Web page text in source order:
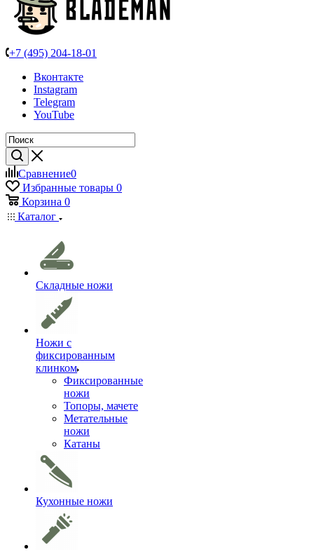
+7 (495) 204-18-01
Вконтакте
Instagram
Telegram
YouTube
Сравнение0
Избранные товары 0
Корзина 0
Каталог
Складные ножи
Ножи с
фиксированным
клинком
Фиксированные
ножи
Топоры, мачете
Метательные
ножи
Катаны
Кухонные ножи